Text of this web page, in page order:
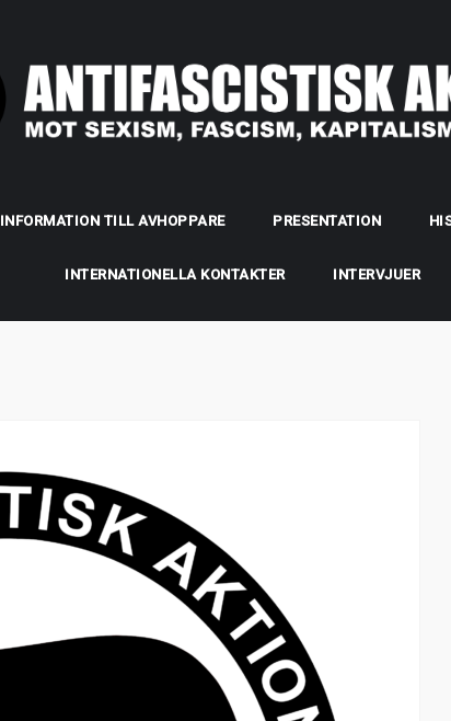
INFORMATION TILL AVHOPPARE PRESENTATION
INTERNATIONELLA KONTAKTER INTERVJUER